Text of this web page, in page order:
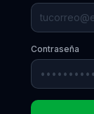
Contraseña